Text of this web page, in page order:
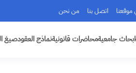
اتصل بنا من نحن
ابحاث جامعيةمحاضرات قانونيةنماذج العقودصيغ